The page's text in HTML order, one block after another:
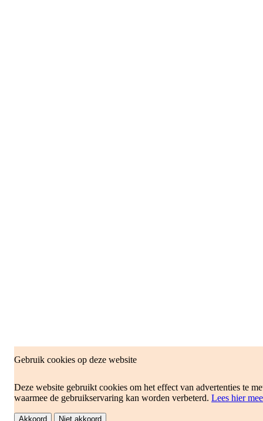
Gebruik cookies op deze website
Deze website gebruikt cookies om het effect van advertenties te
waarmee de gebruikservaring kan worden verbeterd. Lees hier
Akkoord Niet akkoord